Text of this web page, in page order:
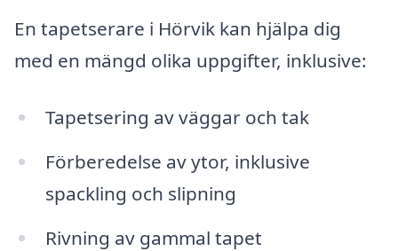
En tapetserare i Hörvik kan hjälpa dig
med en mängd olika uppgifter, inklusive:
Tapetsering av väggar och tak
Förberedelse av ytor, inklusive
spackling och slipning
Rivning av gammal tapet